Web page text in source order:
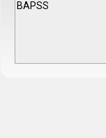
BAPSS